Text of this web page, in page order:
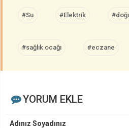
#Su #Elektrik
#sağlık ocağı #eczane
YORUM EKLE
Adınız Soyadınız